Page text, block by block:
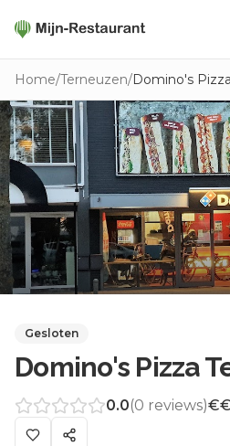
Zoeken
In de buurt
Ontdek
Keukens
Foodwall
Reviews
Home/Terneuzen/Domino's
Gesloten
Domino's Pizza
0.0(0 reviews)€€